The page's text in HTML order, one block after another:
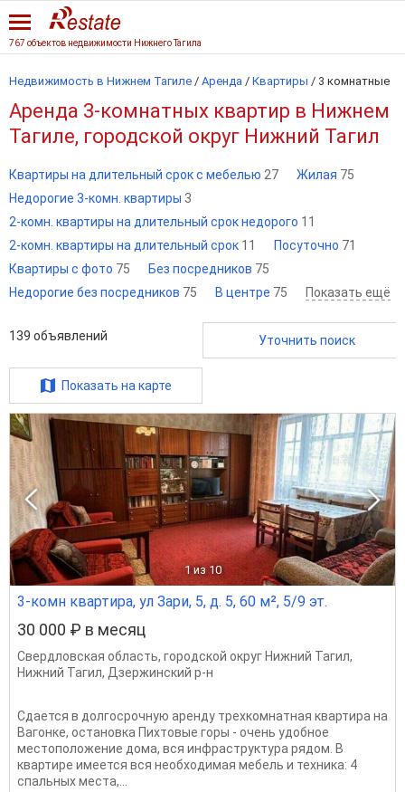
767 объектов недвижимости Нижнего Тагила
Недвижимость в Нижнем Тагиле / Аренда / Квартиры / 3 комнатные
Аренда 3-комнатных квартир в Нижнем
Тагиле, городской округ Нижний Тагил
Квартиры на длительный срок с мебелью 27 Жилая 75
Недорогие 3-комн. квартиры 3
2-комн. квартиры на длительный срок недорого 11
2-комн. квартиры на длительный срок 11 Посуточно 71
Квартиры с фото 75 Без посредников 75
Недорогие без посредников 75 В центре 75 Показать ещё
139 объявлений Уточнить поиск
Показать на карте
1 из 10
3-комн квартира, ул Зари, 5, д. 5, 60 м², 5/9 эт.
30 000 ₽ в месяц
Свердловская область, городской округ Нижний Тагил,
Нижний Тагил, Дзержинский р-н
Сдается в долгосрочную аренду трехкомнатная квартира на
Вагонке, остановка Пихтовые горы - очень удобное
местоположение дома, вся инфраструктура рядом. В
квартире имеется вся необходимая мебель и техника: 4
спальных места,...